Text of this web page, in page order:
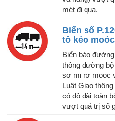
mét đi qua.
Biển số
tô kéo moóc
Biển báo
thông đường
sơ mi rơ moóc
Luật Giao
có độ dài toàn
vượt quá trị số